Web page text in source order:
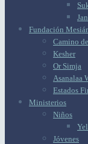
Fundación
Camino
Kesher
Or Simja
Asanalaa
Estados
Ministerios
Niños
Jóvenes